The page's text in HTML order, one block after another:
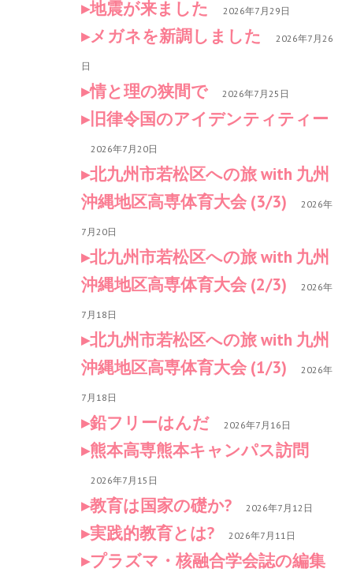
地震が来ました 2026年7月29日
メガネを新調しました 2026年7月26
日
情と理の狭間で 2026年7月25日
旧律令国のアイデンティティー
2026年7月20日
北九州市若松区への旅 with 九州
沖縄地区高専体育大会 (3/3)
2026年
7月20日
北九州市若松区への旅 with 九州
沖縄地区高専体育大会 (2/3)
2026年
7月18日
北九州市若松区への旅 with 九州
沖縄地区高専体育大会 (1/3)
2026年
7月18日
鉛フリーはんだ 2026年7月16日
熊本高専熊本キャンパス訪問
2026年7月15日
教育は国家の礎か? 2026年7月12日
実践的教育とは? 2026年7月11日
プラズマ・核融合学会誌の編集